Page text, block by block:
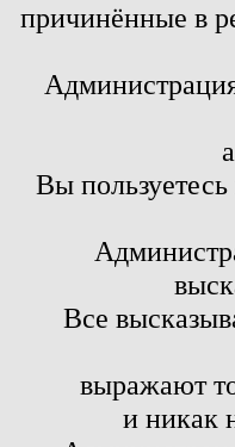
причинённые в
Вы
Все
выражают
и никак